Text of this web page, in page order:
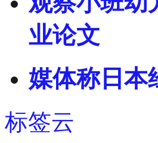
业论文
媒体称日本
标签云